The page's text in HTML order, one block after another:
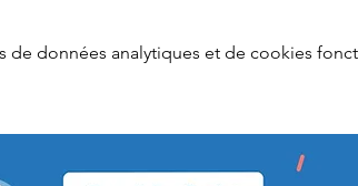
de données analytiques et de cookies